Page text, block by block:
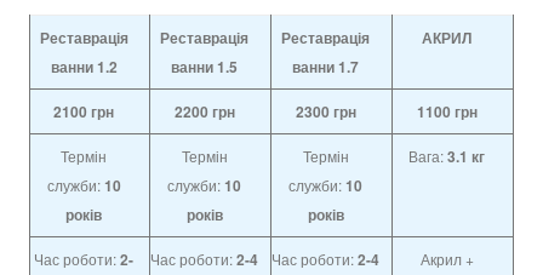
Реставрація
ванни 1.2
Реставрація
ванни1.5
Реставрація
ванни1.7
АКРИЛ
2100 грн 2200 грн 2300 грн 1100 грн
Термін
служби:10
років
Термін
служби:10
років
Термін
служби:10
років
Вага:3.1 кг
Час роботи:2-
Час роботи:2-4
Час роботи:2-4
Акрил +